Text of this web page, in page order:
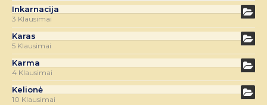
Inkarnacija
3 Klausimai
Karas
5 Klausimai
Karma
4 Klausimai
Kelionė
10 Klausimai